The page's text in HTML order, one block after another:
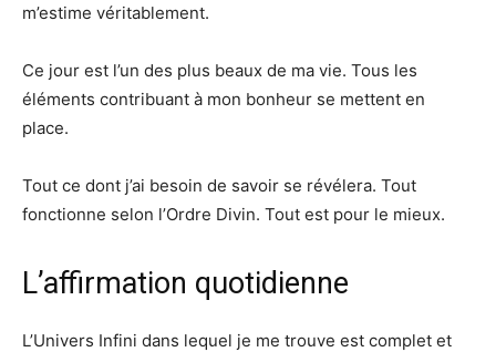
m’estime véritablement.
Ce jour est l’un des plus beaux de ma vie. Tous les
éléments contribuant à mon bonheur se mettent en
place.
Tout ce dont j’ai besoin de savoir se révélera. Tout
fonctionne selon l’Ordre Divin. Tout est pour le mieux.
L’affirmation quotidienne
L’Univers Infini dans lequel je me trouve est complet et